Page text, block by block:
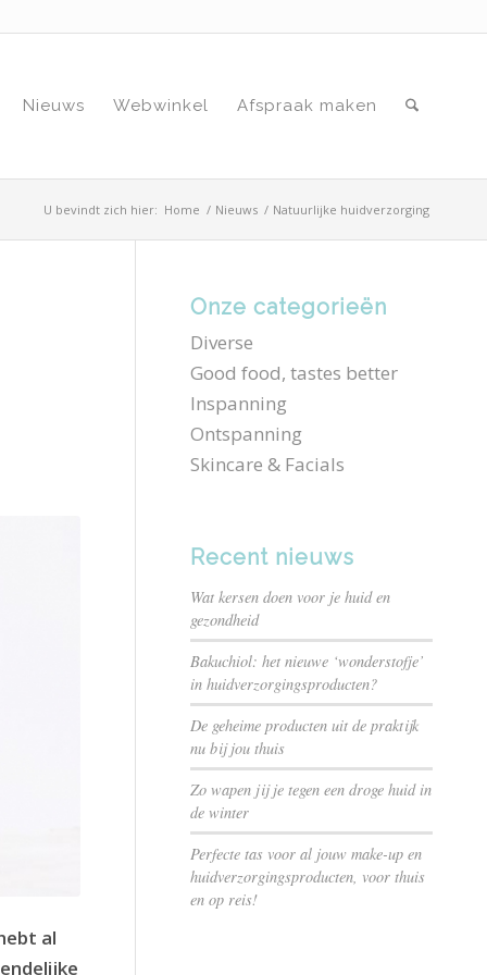
Nieuws Webwinkel Afspraak maken
U bevindt zich hier: Home / Nieuws / Natuurlijke huidverzorging
al
Onze categorieën
Diverse
Good food, tastes better
Inspanning
Ontspanning
Skincare & Facials
Recent nieuws
Wat kersen doen voor je huid en
gezondheid
Bakuchiol: het nieuwe ‘wonderstofje’
in huidverzorgingsproducten?
De geheime producten uit de praktijk
nu bij jou thuis
Zo wapen jij je tegen een droge huid in
de winter
Perfecte tas voor al jouw make-up en
huidverzorgingsproducten, voor thuis
en op reis!